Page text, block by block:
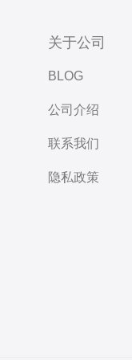
关于公司
BLOG
公司介绍
联系我们
隐私政策